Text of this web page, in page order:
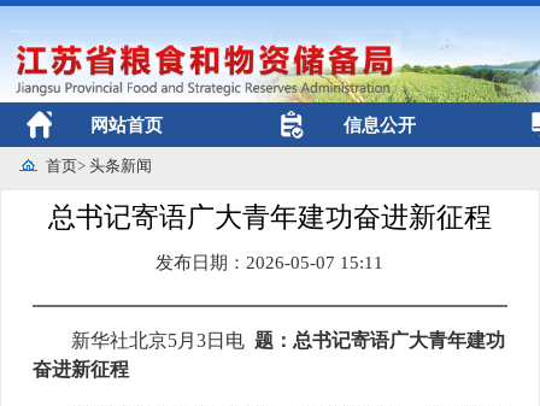
网站首页 信息公开
首页> 头条新闻
总书记寄语广大青年建功奋进新征程
发布日期：2026-05-07 15:11
新华社北京5月3日电 题：总书记寄语广大青年建功
奋进新征程